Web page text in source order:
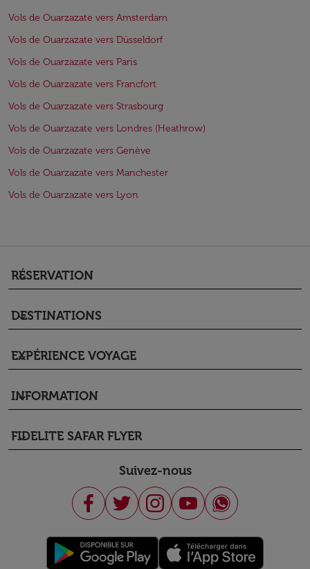
Vols de Ouarzazate vers Amsterdam
Vols de Ouarzazate vers Düsseldorf
Vols de Ouarzazate vers Paris
Vols de Ouarzazate vers Francfort
Vols de Ouarzazate vers Strasbourg
Vols de Ouarzazate vers Londres (Heathrow)
Vols de Ouarzazate vers Genève
Vols de Ouarzazate vers Manchester
Vols de Ouarzazate vers Lyon
RÉSERVATION
keyboard_arrow_down
DESTINATIONS
keyboard_arrow_down
EXPÉRIENCE VOYAGE
keyboard_arrow_down
INFORMATION
keyboard_arrow_down
FIDELITE SAFAR FLYER
keyboard_arrow_down
Suivez-nous